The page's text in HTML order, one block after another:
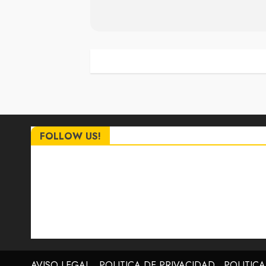
FOLLOW US!